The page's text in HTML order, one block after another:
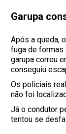
Garupa
Após a queda,
fuga de formas
garupa correu
conseguiu
Os policiais
não foi
Já o condutor
tentou se